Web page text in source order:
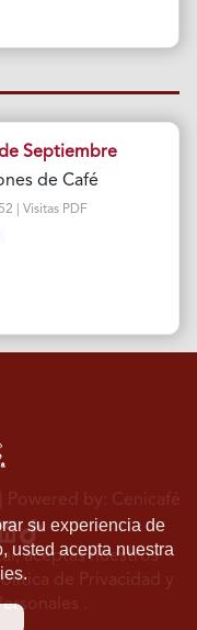
Septiembre
de Café
| Visitas PDF
su experiencia de
usted acepta nuestra
| Powered by: Cenicafé
aceptas nuestros
de Privacidad y